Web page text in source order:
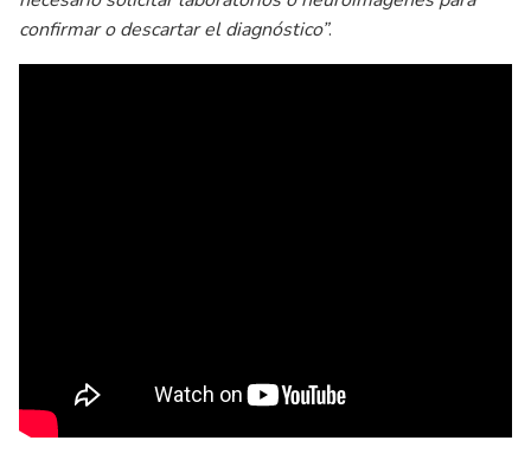
confirmar o descartar el diagnóstico”.